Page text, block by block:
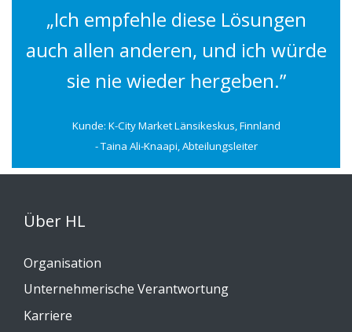
„Ich empfehle diese Lösungen
auch allen anderen, und ich würde
sie nie wieder hergeben.”
Kunde: K-City Market Länsikeskus, Finnland
- Taina Ali-Knaapi, Abteilungsleiter
Über HL
Organisation
Unternehmerische Verantwortung
Karriere